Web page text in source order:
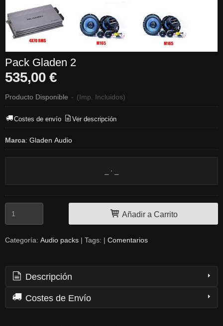
Pack Gladen 2
535,00 €
Producto Disponible - (Imp. Incluidos)
Costes de envío Ver descripción
Marca: Gladen Audio
Añadir a Carrito
Categoría: Audio packs | Tags: | Comentarios
Descripción
Costes de Envío